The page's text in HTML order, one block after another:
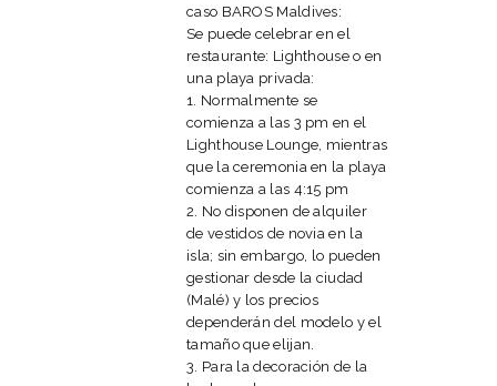
caso BAROS Maldives:
Se puede celebrar en el
restaurante: Lighthouse o en
una playa privada:
1. Normalmente se
comienza a las 3 pm en el
Lighthouse Lounge, mientras
que la ceremonia en la playa
comienza a las 4:15 pm
2. No disponen de alquiler
de vestidos de novia en la
isla; sin embargo, lo pueden
gestionar desde la ciudad
(Malé) y los precios
dependerán del modelo y el
tamaño que elijan.
3. Para la decoración de la